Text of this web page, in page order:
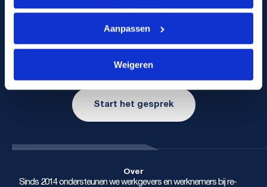
Aanpassen
Weigeren
wensen van werknemer en werkgever. Wij vinden persoonlijke
afscheid moet nemen van het werk dat hij/zij al jaren met
en begrip nodig. Wij helpen hierbij.
Heeft u vragen of bent u benieuwd of wij u kunnen helpen?
Neem dan contact met ons op!
Start het gesprek
Over
Sinds 2014 ondersteunen we werkgevers en werknemers bij re-